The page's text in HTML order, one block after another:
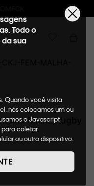
nas compras acima de
Todo o
sua
Quando você visita
nós colocamos um ou
o Javascript,
para coletar
ou outro dispositivo.
usaremos e quais
os dados
Malha Rugby